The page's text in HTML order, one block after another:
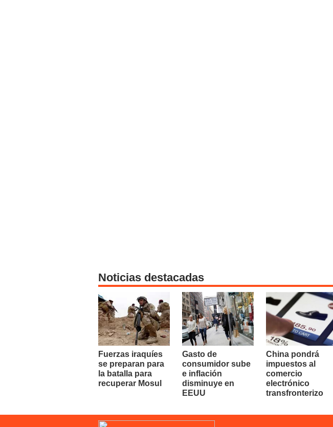
Noticias destacadas
Fuerzas iraquíes
se preparan para
la batalla para
recuperar Mosul
Gasto de
consumidor sube
e inflación
disminuye en
EEUU
China pondrá
impuestos al
comercio
electrónico
transfronterizo